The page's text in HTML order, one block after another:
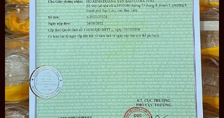
Đối với trẻ em dưới 3 tuổi: nên sử dụng 1 – 1.5gram
yến sào/lần ăn, 1 tuần sử dụng 3 lần.
Trẻ từ 3-10 tuổi nên sử dụng 1.5 đến 2gram yến
sào/lần ăn. 1 tuần nên sử dụng 3-4 lần. 100gr sử
dụng được trong 4-6 tháng.
Người lớn: 2-3gr yến sào /lần ăn, tuần 3-4 lần sử
dụng. 100gr yến sào sử dụng trong 2-4 tháng.
Người bệnh: dùng tối đa 5 gr yến/ngày. Nên chia làm